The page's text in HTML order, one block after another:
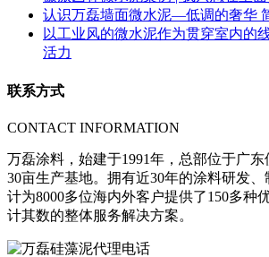
认识万磊墙面微水泥—低调的奢华
以工业风的微水泥作为贯穿室内的
活力
联系方式
CONTACT INFORMATION
万磊涂料，始建于1991年，总部位于广
30亩生产基地。拥有近30年的涂料研发
计为8000多位海内外客户提供了150多种
计其数的整体服务解决方案。